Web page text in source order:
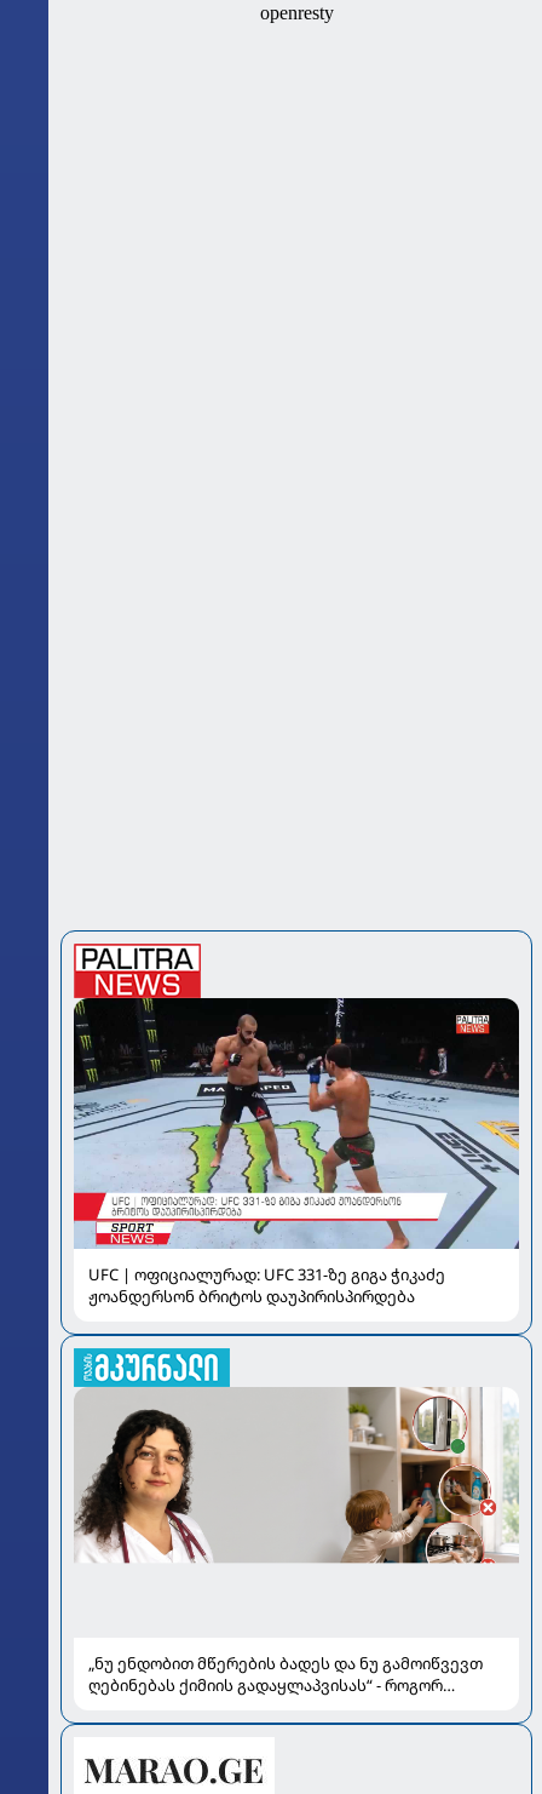
UFC | ოფიციალურად: UFC 331-ზე გიგა ჭიკაძე
ჟოანდერსონ ბრიტოს დაუპირისპირდება
„ნუ ენდობით მწერების ბადეს და ნუ გამოიწვევთ
ღებინებას ქიმიის გადაყლაპვისას“ - როგორ
სალომე ახვლედიანის რჩევები